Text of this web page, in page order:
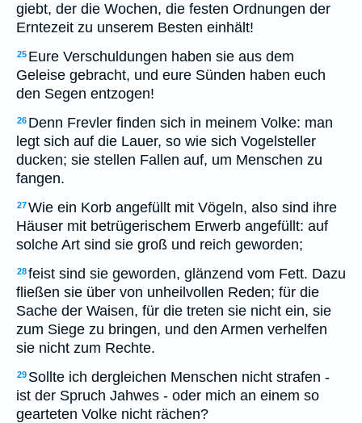
giebt, der die Wochen, die festen Ordnungen der
Erntezeit zu unserem Besten einhält!
25 Eure Verschuldungen haben sie aus dem
Geleise gebracht, und eure Sünden haben euch
den Segen entzogen!
26 Denn Frevler finden sich in meinem Volke: man
legt sich auf die Lauer, so wie sich Vogelsteller
ducken; sie stellen Fallen auf, um Menschen zu
fangen.
27Wie ein Korb angefüllt mit Vögeln, also sind ihre
Häuser mit betrügerischem Erwerb angefüllt: auf
solche Art sind sie groß und reich geworden;
28feist sind sie geworden, glänzend vom Fett. Dazu
fließen sie über von unheilvollen Reden; für die
Sache der Waisen, für die treten sie nicht ein, sie
zum Siege zu bringen, und den Armen verhelfen
sie nicht zum Rechte.
29 Sollte ich dergleichen Menschen nicht strafen -
ist der Spruch Jahwes - oder mich an einem so
gearteten Volke nicht rächen?